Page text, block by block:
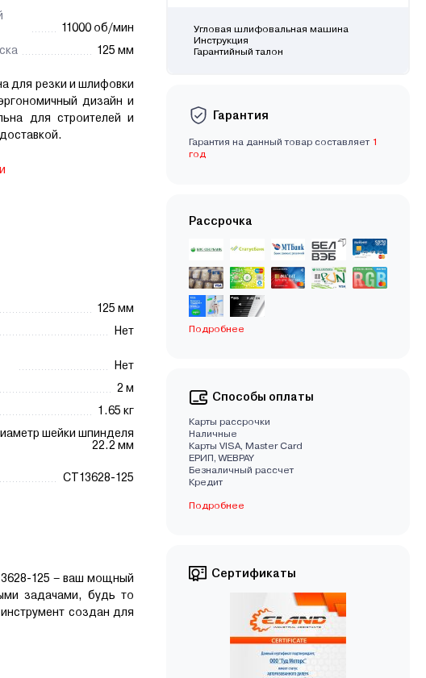
11000 об/мин
125 мм
для резки и шлифовки
дизайн и
для строителей и
125 мм
Нет
Нет
2 м
1.65 кг
шейки шпинделя
22.2 мм
CT13628-125
125 – ваш мощный
задачами, будь то
создан для
Угловая шлифовальная машина
Инструкция
Гарантийный талон
Гарантия
Гарантия на данный товар составляет 1
год
Рассрочка
Подробнее
Способы оплаты
Карты рассрочки
Наличные
Карты VISA, Master Card
EРИП, WEBPAY
Безналичный рассчет
Кредит
Подробнее
Сертификаты